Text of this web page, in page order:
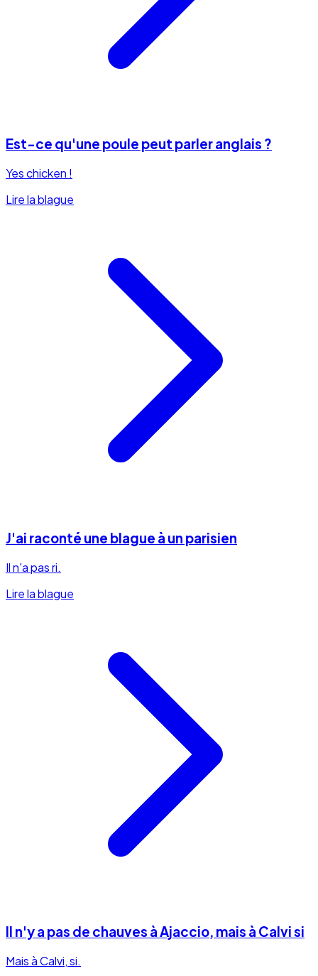
Est-ce qu'une poule peut parler anglais ?
Yes chicken !
Lire la blague
J'ai raconté une blague à un parisien
Il n'a pas ri.
Lire la blague
Il n'y a pas de chauves à Ajaccio, mais à Calvi si
Mais à Calvi, si.